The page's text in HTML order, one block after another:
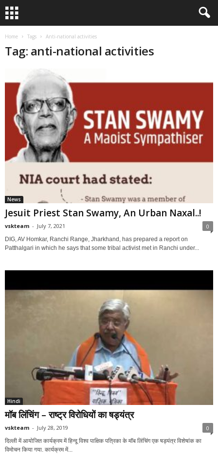
Home Tags Anti-national activities
Tag: anti-national activities
News
Jesuit Priest Stan Swamy, An Urban Naxal..!
vskteam - July 7, 2021 0
DIG, AV Homkar, Ranchi Range, Jharkhand, has prepared a report on
Patthalgari in which he says that some tribal activist met in Ranchi under...
Hindi
मॉब लिंचिंग – राष्ट्र विरोधियों का षड्यंत्र
vskteam - July 28, 2019 0
दिल्ली में आयोजित कार्यक्रम में हिन्दू विश्व पाक्षिक पत्रिका के मॉब लिंचिंग एक षड्यंत्र विशेषांक का
विमोचन किया गया. कार्यक्रम में...